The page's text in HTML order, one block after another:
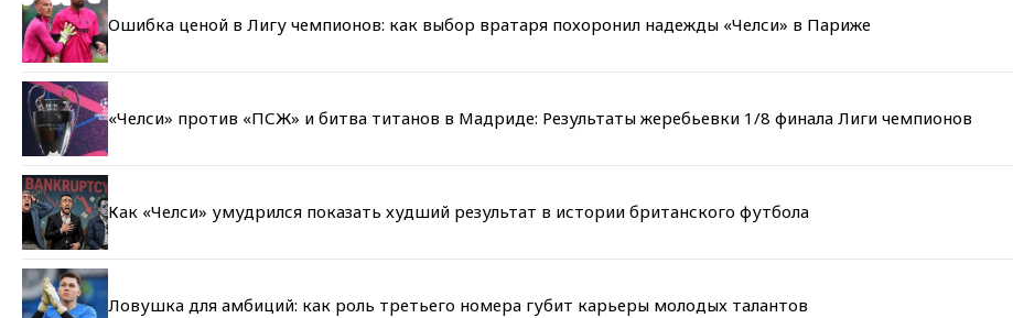
Ошибка ценой в Лигу чемпионов: как выбор вратаря похоронил надежды «Челси» в Париже
«Челси» против «ПСЖ» и битва титанов в Мадриде: Результаты жеребьевки 1/8 финала Лиги чемпионов
Как «Челси» умудрился показать худший результат в истории британского футбола
Ловушка для амбиций: как роль третьего номера губит карьеры молодых талантов